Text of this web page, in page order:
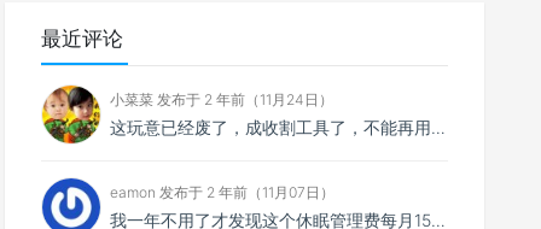
最近评论
小菜菜 发布于 2 年前（11月24日）
这玩意已经废了，成收割工具了，不能再用了。
eamon 发布于 2 年前（11月07日）
我一年不用了才发现这个休眠管理费每月15，一共扣了我135元，然后我消费还消费不了，我宁愿消费掉也不...